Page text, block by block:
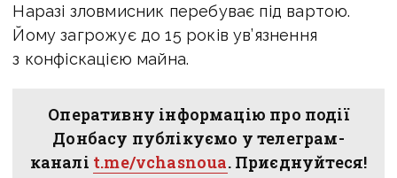
Наразі зловмисник перебуває під вартою.
Йому загрожує до 15 років ув’язнення
з конфіскацією майна.
Оперативну інформацію про події
Донбасу публікуємо у телеграм-
каналі t.me/vchasnoua. Приєднуйтеся!